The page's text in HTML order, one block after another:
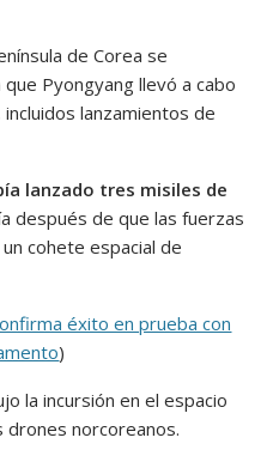
de Corea se
Pyongyang llevó a cabo
lanzamientos de
lanzado tres misiles de
después de que las fuerzas
cohete espacial de
éxito en prueba con
)
la incursión en el espacio
drones norcoreanos.